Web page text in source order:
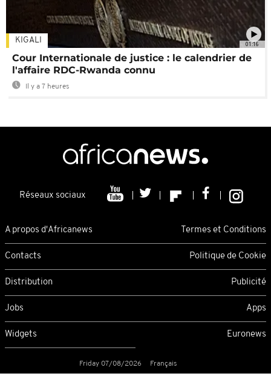
01:16
KIGALI
Cour Internationale de justice : le calendrier de
l'affaire RDC-Rwanda connu
Il y a 7 heures
Réseaux sociaux
A propos d'Africanews Termes et Conditions
Contacts Politique de Cookie
Distribution Publicité
Jobs Apps
Widgets Euronews
Friday 07/08/2026